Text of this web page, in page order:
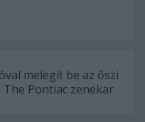
melegít be az őszi
Pontiac zenekar